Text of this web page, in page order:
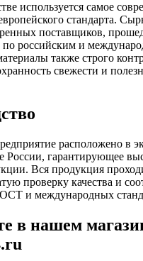
используется самое
стандарта.
поставщиков,
российским и
также строго
свежести и
расположено в
России, гарантирующее
Вся продукция
проверку качества и
и международных
в нашем